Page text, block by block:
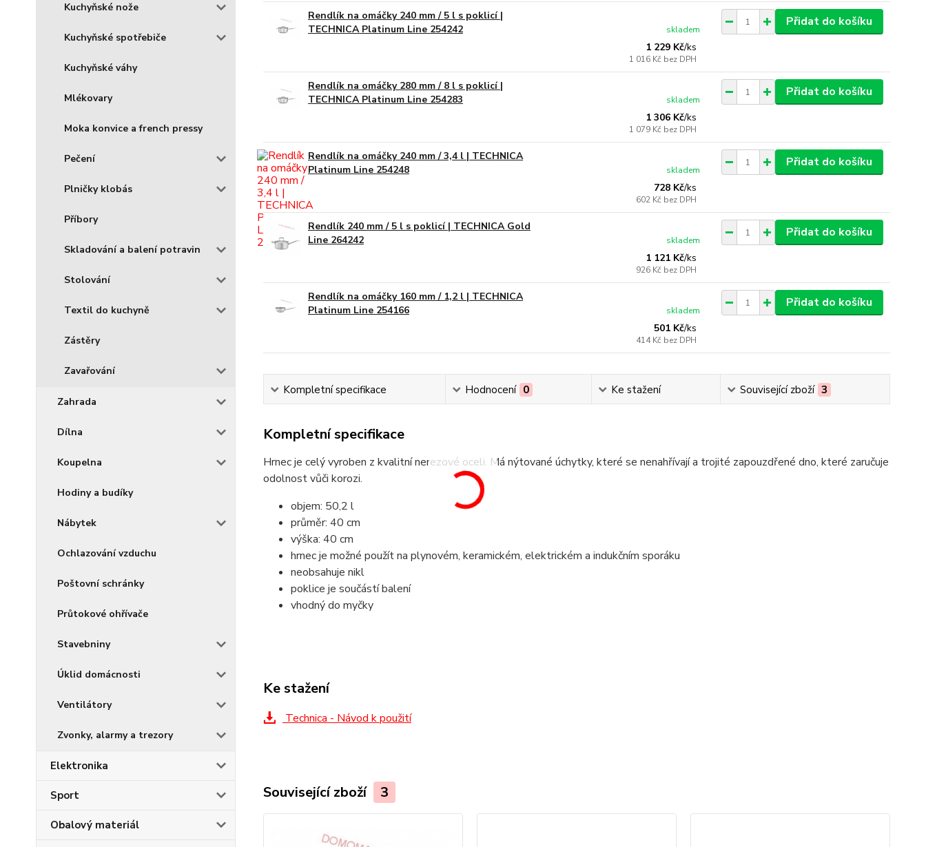
Kuchyňské nože
Kuchyňské spotřebiče
Kuchyňské váhy
Mlékovary
Moka konvice a french pressy
Pečení
Plničky klobás
Příbory
Skladování a balení potravin
Stolování
Textil do kuchyně
Zástěry
Zavařování
Zahrada
Dílna
Koupelna
Hodiny a budíky
Nábytek
Ochlazování vzduchu
Poštovní schránky
Průtokové ohřívače
Stavebniny
Úklid domácnosti
Ventilátory
Zvonky, alarmy a trezory
Elektronika
Sport
Obalový materiál
Rendlík na omáčky 240 mm / 5 l s poklicí |
TECHNICA Platinum Line 254242
1 229 Kč/ks
1 016 Kč bez DPH
skladem
Přidat do košíku
Rendlík na omáčky 280 mm / 8 l s poklicí |
TECHNICA Platinum Line 254283
1 306 Kč/ks
1 079 Kč bez DPH
skladem
Přidat do košíku
Rendlík na omáčky 240 mm / 3,4 l | TECHNICA
Platinum Line 254248
728 Kč/ks
602 Kč bez DPH
skladem
Přidat do košíku
Rendlík 240 mm / 5 l s poklicí | TECHNICA Gold
Line 264242
1 121 Kč/ks
926 Kč bez DPH
skladem
Přidat do košíku
Rendlík na omáčky 160 mm / 1,2 l | TECHNICA
Platinum Line 254166
501 Kč/ks
414 Kč bez DPH
skladem
Přidat do košíku
Kompletní specifikace Hodnocení 0 Ke stažení Související zboží 3
Kompletní specifikace
Hrnec je celý vyroben z kvalitní nerezové oceli. Má nýtované úchytky, které se nenahřívají a trojité zapouzdřené dno, které zaručuje
odolnost vůči korozi.
objem: 50,2 l
průměr: 40 cm
výška: 40 cm
hrnec je možné použít na plynovém, keramickém, elektrickém a indukčním sporáku
neobsahuje nikl
poklice je součástí balení
vhodný do myčky
Ke stažení
Technica - Návod k použití
Související zboží 3